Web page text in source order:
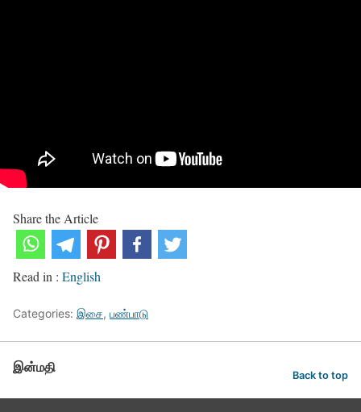
Share the Article
Read in : English
Categories: இசை, பண்பாடு
இன்மதி Back to top